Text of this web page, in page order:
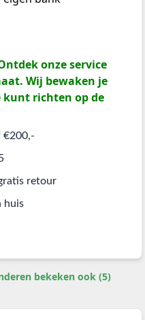
onze service
Wij bewaken je
richten op de
€200,-
retour
huis
bekeken ook (5)